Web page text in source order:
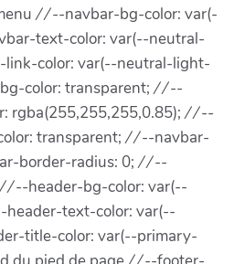
/ /--navbar-bg-color: var(-
text-color: var(--neutral-
color: var(--neutral-light-
color: transparent;/ /--
rgba(255,255,255,0.85);/ /--
transparent;/ /--navbar-
border-radius: 0;/ /--
/ /--header-bg-color: var(--
text-color: var(--
title-color: var(--primary-